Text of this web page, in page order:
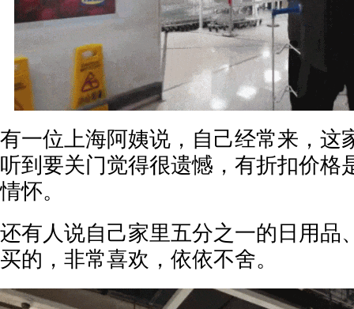
有一位上海阿姨说，自己经常来，这
听到要关门觉得很遗憾，有折扣价格
情怀。
还有人说自己家里五分之一的日用品
买的，非常喜欢，依依不舍。